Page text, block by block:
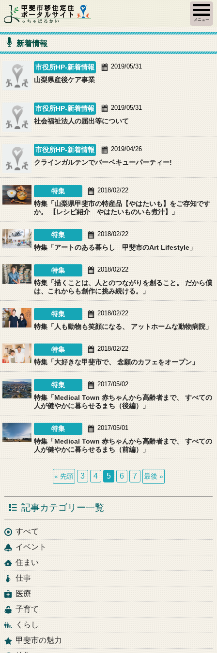
メニュー
新着情報
市役所HP-新着情報 2019/05/31
山梨県産後ケア事業
市役所HP-新着情報 2019/05/31
社会福祉法人の届出等について
市役所HP-新着情報 2019/04/26
クラインガルテンでバーベキューパーティー!
特集 2018/02/22
特集 「山梨県甲斐市の特産品【やはたいも】をご存知です
か。 【レシピ紹介 やはたいものいも煮汁】」
特集 2018/02/22
特集 「アートのある暮らし 甲斐市のArt Lifestyle」
特集 2018/02/22
特集 「描くことは、人とのつながりを創ること。 だから僕
は、これからも創作に挑み続ける。」
特集 2018/02/22
特集 「人も動物も笑顔になる、 アットホームな動物病院」
特集 2018/02/22
特集 「大好きな甲斐市で、 念願のカフェをオープン」
特集 2017/05/02
特集 「Medical Town 赤ちゃんから高齢者まで、 すべての
人が健やかに暮らせるまち（後編）」
特集 2017/05/01
特集 「Medical Town 赤ちゃんから高齢者まで、 すべての
人が健やかに暮らせるまち（前編）」
« 先頭 3 4 5 6 7 最後 »
記事カテゴリー一覧
すべて
イベント
住まい
仕事
医療
子育て
くらし
甲斐市の魅力